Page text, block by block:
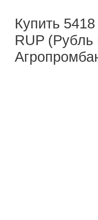
Купить
RUP